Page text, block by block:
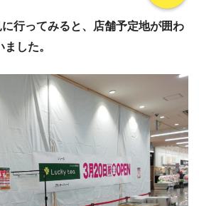
行ってみると、店舗予定地が囲わ
した。